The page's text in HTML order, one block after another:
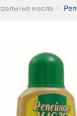
масла